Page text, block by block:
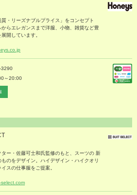
質・リーズナブルプライス」をコンセプト
からエレガンスまで洋服、小物、雑貨など豊
開しています。
3290
～20:00
ター・佐藤可士和氏監修のもと、スーツの 新
ものをデザイン。ハイデザイン・ハイクオリ
スの仕事服をご提案。
select.com